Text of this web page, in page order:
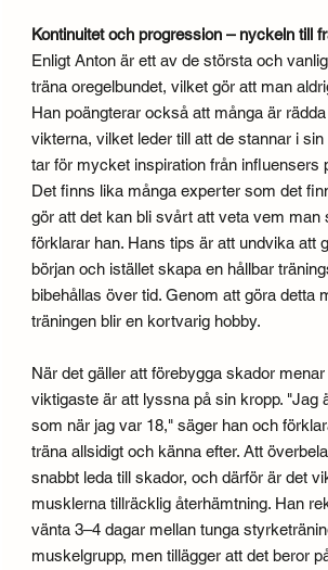
Kontinuitet och progression – nyckeln till
Enligt Anton är ett av de största och
träna oregelbundet, vilket gör att man
Han poängterar också att många är
vikterna, vilket leder till att de stannar i
tar för mycket inspiration från influensers
Det finns lika många experter som det
gör att det kan bli svårt att veta vem man
förklarar han. Hans tips är att undvika att
början och istället skapa en hållbar
bibehållas över tid. Genom att göra detta
träningen blir en kortvarig hobby.
När det gäller att förebygga skador
viktigaste är att lyssna på sin kropp. "Jag
som när jag var 18," säger han och
träna allsidigt och känna efter. Att
snabbt leda till skador, och därför är det
musklerna tillräcklig återhämtning. Han
vänta 3–4 dagar mellan tunga
muskelgrupp, men tillägger att det beror